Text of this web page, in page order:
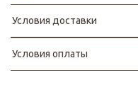
Условия доставки
Условия оплаты